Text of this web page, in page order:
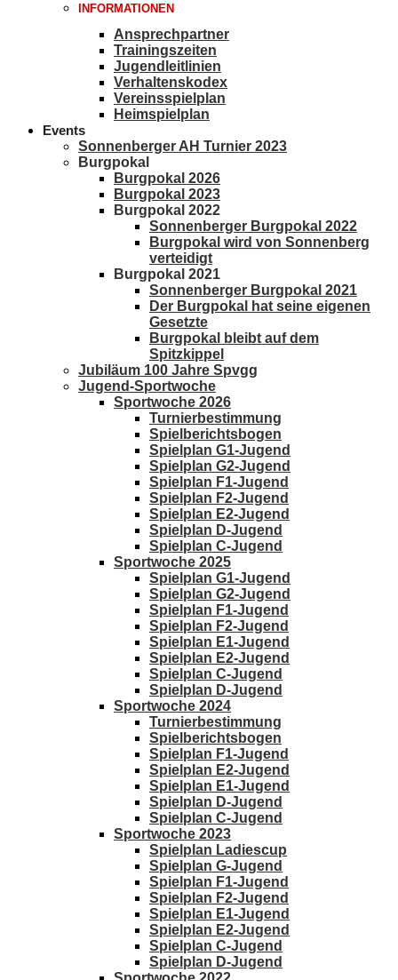
INFORMATIONEN
Ansprechpartner
Trainingszeiten
Jugendleitlinien
Verhaltenskodex
Vereinsspielplan
Heimspielplan
Events
Sonnenberger AH Turnier 2023
Burgpokal
Burgpokal 2026
Burgpokal 2023
Burgpokal 2022
Sonnenberger Burgpokal 2022
Burgpokal wird von Sonnenberg
verteidigt
Burgpokal 2021
Sonnenberger Burgpokal 2021
Der Burgpokal hat seine eigenen
Gesetzte
Burgpokal bleibt auf dem
Spitzkippel
Jubiläum 100 Jahre Spvgg
Jugend-Sportwoche
Sportwoche 2026
Turnierbestimmung
Spielberichtsbogen
Spielplan G1-Jugend
Spielplan G2-Jugend
Spielplan F1-Jugend
Spielplan F2-Jugend
Spielplan E2-Jugend
Spielplan D-Jugend
Spielplan C-Jugend
Sportwoche 2025
Spielplan G1-Jugend
Spielplan G2-Jugend
Spielplan F1-Jugend
Spielplan F2-Jugend
Spielplan E1-Jugend
Spielplan E2-Jugend
Spielplan C-Jugend
Spielplan D-Jugend
Sportwoche 2024
Turnierbestimmung
Spielberichtsbogen
Spielplan F1-Jugend
Spielplan E2-Jugend
Spielplan E1-Jugend
Spielplan D-Jugend
Spielplan C-Jugend
Sportwoche 2023
Spielplan Ladiescup
Spielplan G-Jugend
Spielplan F1-Jugend
Spielplan F2-Jugend
Spielplan E1-Jugend
Spielplan E2-Jugend
Spielplan C-Jugend
Spielplan D-Jugend